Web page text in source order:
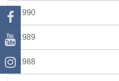
1990
1989
1988